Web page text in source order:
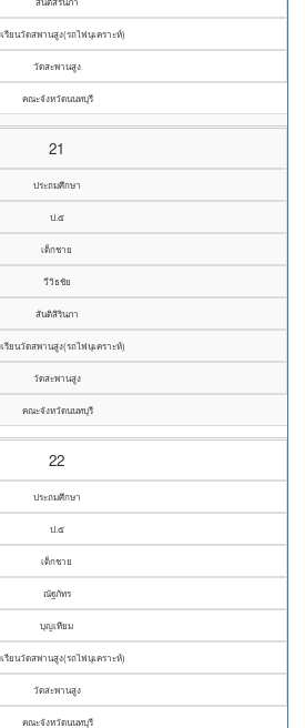
เรียนวัดสพานสูง(รถไฟนุเคราะห์)
วัดสะพานสูง
คณะจังหวัดนนทบุรี
21
ประถมศึกษา
ป.๕
เด็กชาย
วีวิธชัย
สันติสิรินภา
เรียนวัดสพานสูง(รถไฟนุเคราะห์)
วัดสะพานสูง
คณะจังหวัดนนทบุรี
22
ประถมศึกษา
ป.๕
เด็กชาย
ณัฐภัทร
บุญเทียม
เรียนวัดสพานสูง(รถไฟนุเคราะห์)
วัดสะพานสูง
คณะจังหวัดนนทบุรี